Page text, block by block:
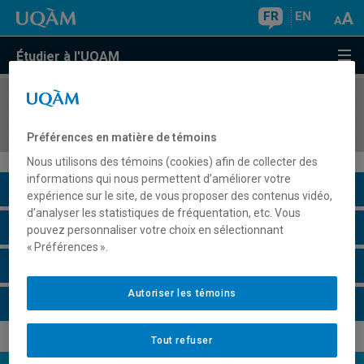
FR EN
Étudier à l'UQAM
COURS//
Description du cours
Horaire - Été 2026
Préférences en matière de témoins
Nous utilisons des témoins (cookies) afin de collecter des
informations qui nous permettent d’améliorer votre
expérience sur le site, de vous proposer des contenus vidéo,
d’analyser les statistiques de fréquentation, etc. Vous
pouvez personnaliser votre choix en sélectionnant
« Préférences ».
Tout refuser
Autoriser les témoins